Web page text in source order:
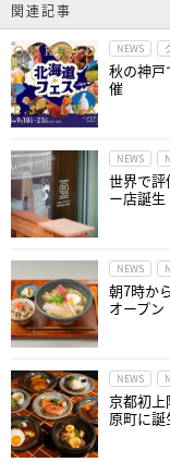
関連記事
NEWS
秋の神戸
催
NEWS
世界で評
ー店誕生
NEWS
朝7時か
オープン
NEWS
京都初
原町に誕